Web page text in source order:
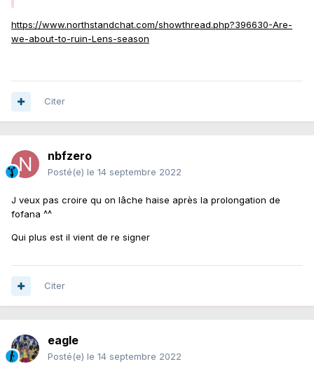
https://www.northstandchat.com/showthread.php?396630-Are-
we-about-to-ruin-Lens-season
Citer
nbfzero
Posté(e) le 14 septembre 2022
J veux pas croire qu on lâche haise après la prolongation de
fofana ^^
Qui plus est il vient de re signer
Citer
eagle
Posté(e) le 14 septembre 2022